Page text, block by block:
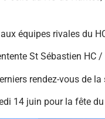
équipes rivales du
St Sébastien
rendez-vous de la
14 juin pour la fête